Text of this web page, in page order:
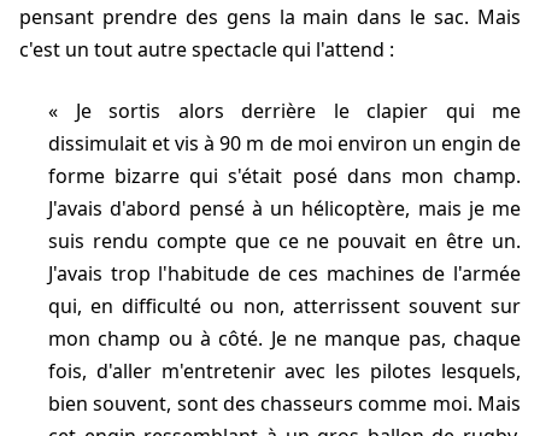
pensant prendre des gens la main dans le sac. Mais
c'est un tout autre spectacle qui l'attend :
Je sortis alors derrière le clapier qui me
dissimulait et vis à 90 m de moi environ un engin de
forme bizarre qui s'était posé dans mon champ.
J'avais d'abord pensé à un hélicoptère, mais je me
suis rendu compte que ce ne pouvait en être un.
J'avais trop l'habitude de ces machines de l'armée
qui, en difficulté ou non, atterrissent souvent sur
mon champ ou à côté. Je ne manque pas, chaque
fois, d'aller m'entretenir avec les pilotes lesquels,
bien souvent, sont des chasseurs comme moi. Mais